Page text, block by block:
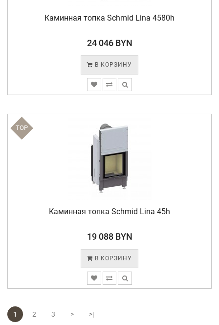
Каминная топка Schmid Lina 4580h
24 046 BYN
В КОРЗИНУ
TOP
Каминная топка Schmid Lina 45h
19 088 BYN
В КОРЗИНУ
1 2 3 >
>|